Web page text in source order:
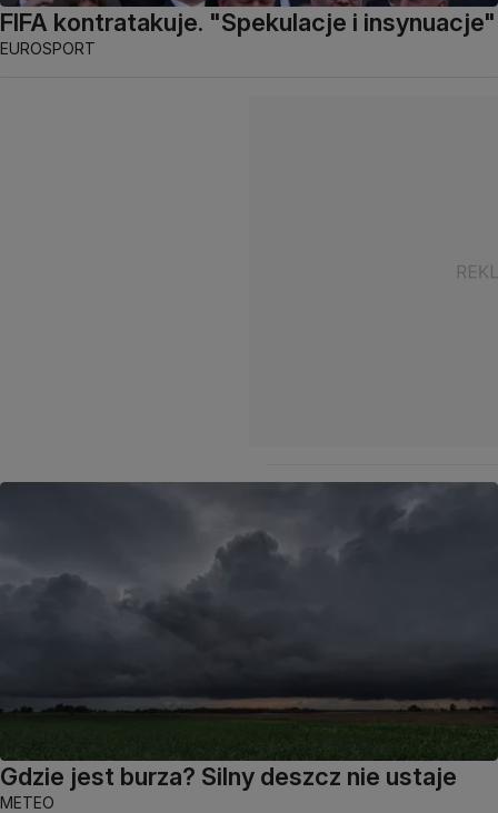
FIFA kontratakuje. "Spekulacje i insynuacje"
EUROSPORT
Gdzie jest burza? Silny deszcz nie ustaje
METEO